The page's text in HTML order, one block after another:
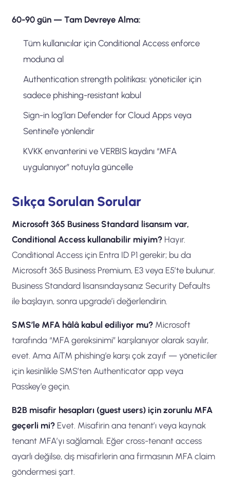
60-90 gün — Tam Devreye Alma:
Tüm kullanıcılar için Conditional Access enforce
moduna al
Authentication strength politikası: yöneticiler için
sadece phishing-resistant kabul
Sign-in log’ları Defender for Cloud Apps veya
Sentinel’e yönlendir
KVKK envanterini ve VERBIS kaydını “MFA
uygulanıyor” notuyla güncelle
Sıkça Sorulan Sorular
Microsoft 365 Business Standard lisansım var,
Conditional Access kullanabilir miyim? Hayır.
Conditional Access için Entra ID P1 gerekir; bu da
Microsoft 365 Business Premium, E3 veya E5’te bulunur.
Business Standard lisansındaysanız Security Defaults
ile başlayın, sonra upgrade’i değerlendirin.
SMS’le MFA hâlâ kabul ediliyor mu? Microsoft
tarafında “MFA gereksinimi” karşılanıyor olarak sayılır,
evet. Ama AiTM phishing’e karşı çok zayıf — yöneticiler
için kesinlikle SMS’ten Authenticator app veya
Passkey’e geçin.
B2B misafir hesapları (guest users) için zorunlu MFA
geçerli mi? Evet. Misafirin ana tenant’ı veya kaynak
tenant MFA’yı sağlamalı. Eğer cross-tenant access
ayarlı değilse, dış misafirlerin ana firmasının MFA claim
göndermesi şart.